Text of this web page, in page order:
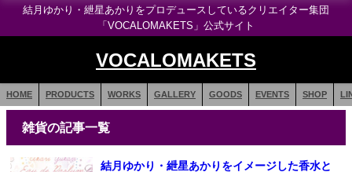
結月ゆかり・紲星あかりをプロデュースしているクリエイター集団
「VOCALOMAKETS」公式サイト
VOCALOMAKETS
HOME PRODUCTS WORKS GALLERY GOODS EVENTS SHOP
雑貨の記事一覧
結月ゆかり・紲星あかりをイメージした香水と